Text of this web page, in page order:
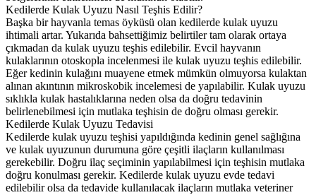
Kedilerde Kulak Uyuzu Nasıl Teşhis Edilir?
Başka bir hayvanla temas öyküsü olan kedilerde kulak uyuzu
ihtimali artar. Yukarıda bahsettiğimiz belirtiler tam olarak ortaya
çıkmadan da kulak uyuzu teşhis edilebilir. Evcil hayvanın
kulaklarının otoskopla incelenmesi ile kulak uyuzu teşhis edilebilir.
Eğer kedinin kulağını muayene etmek mümkün olmuyorsa kulaktan
alınan akıntının mikroskobik incelemesi de yapılabilir. Kulak uyuzu
sıklıkla kulak hastalıklarına neden olsa da doğru tedavinin
belirlenebilmesi için mutlaka teşhisin de doğru olması gerekir.
Kedilerde Kulak Uyuzu Tedavisi
Kedilerde kulak uyuzu teşhisi yapıldığında kedinin genel sağlığına
ve kulak uyuzunun durumuna göre çeşitli ilaçların kullanılması
gerekebilir. Doğru ilaç seçiminin yapılabilmesi için teşhisin mutlaka
doğru konulması gerekir. Kedilerde kulak uyuzu evde tedavi
edilebilir olsa da tedavide kullanılacak ilaçların mutlaka veteriner